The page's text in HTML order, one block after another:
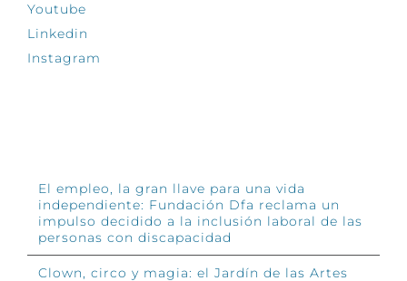
Youtube
Linkedin
Instagram
El empleo, la gran llave para una vida
independiente: Fundación Dfa reclama un
impulso decidido a la inclusión laboral de las
personas con discapacidad
Clown, circo y magia: el Jardín de las Artes